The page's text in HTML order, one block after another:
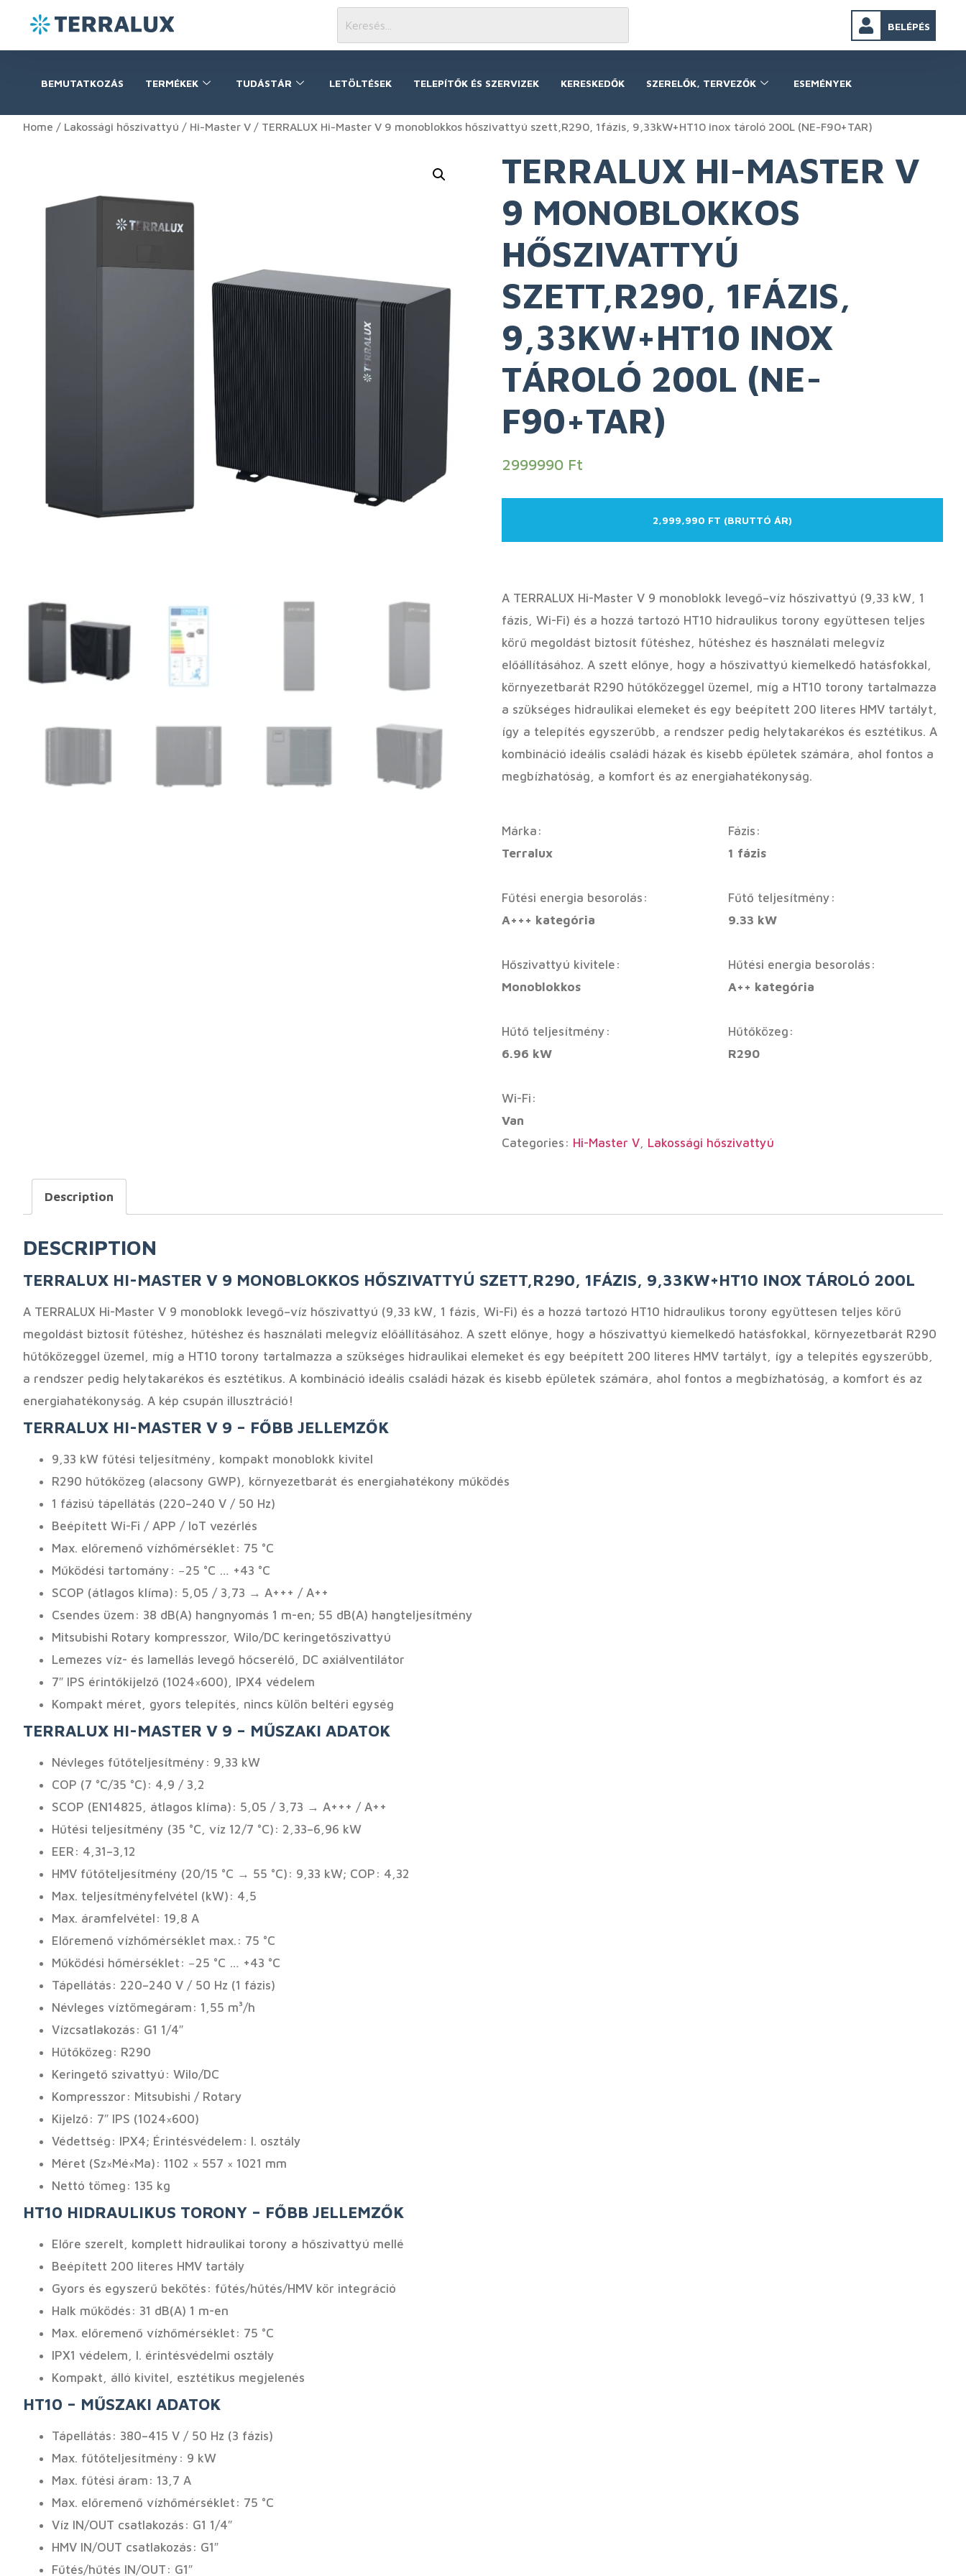
BELÉPÉS
BEMUTATKOZÁS TERMÉKEK TUDÁSTÁR LETÖLTÉSEK TELEPÍTŐK ÉS SZERVIZEK KERESKEDŐK SZERELŐK, TERVEZŐK ESEMÉNYEK
Home / Lakossági hőszivattyú / Hi-Master V / TERRALUX Hi-Master V 9 monoblokkos hőszivattyú szett,R290, 1fázis, 9,33kW+HT10 inox tároló 200L (NE-F90+TAR)
TERRALUX HI-MASTER V
9 MONOBLOKKOS
HŐSZIVATTYÚ
SZETT,R290, 1FÁZIS,
9,33KW+HT10 INOX
TÁROLÓ 200L (NE-
F90+TAR)
2999990 Ft
2,999,990 FT (BRUTTÓ ÁR)
A TERRALUX Hi-Master V 9 monoblokk levegő–víz hőszivattyú (9,33 kW, 1
fázis, Wi-Fi) és a hozzá tartozó HT10 hidraulikus torony együttesen teljes
körű megoldást biztosít fűtéshez, hűtéshez és használati melegvíz
előállításához. A szett előnye, hogy a hőszivattyú kiemelkedő hatásfokkal,
környezetbarát R290 hűtőközeggel üzemel, míg a HT10 torony tartalmazza
a szükséges hidraulikai elemeket és egy beépített 200 literes HMV tartályt,
így a telepítés egyszerűbb, a rendszer pedig helytakarékos és esztétikus. A
kombináció ideális családi házak és kisebb épületek számára, ahol fontos a
megbízhatóság, a komfort és az energiahatékonyság.
Márka:
Terralux
Fázis:
1 fázis
Fűtési energia besorolás:
A+++ kategória
Fűtő teljesítmény:
9.33 kW
Hőszivattyú kivitele:
Monoblokkos
Hűtési energia besorolás:
A++ kategória
Hűtő teljesítmény:
6.96 kW
Hűtőközeg:
R290
Wi-Fi:
Van
Categories: Hi-Master V, Lakossági hőszivattyú
Description
DESCRIPTION
TERRALUX HI-MASTER V 9 MONOBLOKKOS HŐSZIVATTYÚ SZETT,R290, 1FÁZIS, 9,33KW+HT10 INOX TÁROLÓ 200L
A TERRALUX Hi-Master V 9 monoblokk levegő–víz hőszivattyú (9,33 kW, 1 fázis, Wi-Fi) és a hozzá tartozó HT10 hidraulikus torony együttesen teljes körű
megoldást biztosít fűtéshez, hűtéshez és használati melegvíz előállításához. A szett előnye, hogy a hőszivattyú kiemelkedő hatásfokkal, környezetbarát R290
hűtőközeggel üzemel, míg a HT10 torony tartalmazza a szükséges hidraulikai elemeket és egy beépített 200 literes HMV tartályt, így a telepítés egyszerűbb,
a rendszer pedig helytakarékos és esztétikus. A kombináció ideális családi házak és kisebb épületek számára, ahol fontos a megbízhatóság, a komfort és az
energiahatékonyság. A kép csupán illusztráció!
TERRALUX HI-MASTER V 9 – FŐBB JELLEMZŐK
9,33 kW fűtési teljesítmény, kompakt monoblokk kivitel
R290 hűtőközeg (alacsony GWP), környezetbarát és energiahatékony működés
1 fázisú tápellátás (220–240 V / 50 Hz)
Beépített Wi-Fi / APP / IoT vezérlés
Max. előremenő vízhőmérséklet: 75 °C
Működési tartomány: −25 °C … +43 °C
SCOP (átlagos klíma): 5,05 / 3,73 → A+++ / A++
Csendes üzem: 38 dB(A) hangnyomás 1 m-en; 55 dB(A) hangteljesítmény
Mitsubishi Rotary kompresszor, Wilo/DC keringetőszivattyú
Lemezes víz- és lamellás levegő hőcserélő, DC axiálventilátor
7″ IPS érintőkijelző (1024×600), IPX4 védelem
Kompakt méret, gyors telepítés, nincs külön beltéri egység
TERRALUX HI-MASTER V 9 – MŰSZAKI ADATOK
Névleges fűtőteljesítmény: 9,33 kW
COP (7 °C/35 °C): 4,9 / 3,2
SCOP (EN14825, átlagos klíma): 5,05 / 3,73 → A+++ / A++
Hűtési teljesítmény (35 °C, víz 12/7 °C): 2,33–6,96 kW
EER: 4,31–3,12
HMV fűtőteljesítmény (20/15 °C → 55 °C): 9,33 kW; COP: 4,32
Max. teljesítményfelvétel (kW): 4,5
Max. áramfelvétel: 19,8 A
Előremenő vízhőmérséklet max.: 75 °C
Működési hőmérséklet: −25 °C … +43 °C
Tápellátás: 220–240 V / 50 Hz (1 fázis)
Névleges víztömegáram: 1,55 m³/h
Vízcsatlakozás: G1 1/4″
Hűtőközeg: R290
Keringető szivattyú: Wilo/DC
Kompresszor: Mitsubishi / Rotary
Kijelző: 7″ IPS (1024×600)
Védettség: IPX4; Érintésvédelem: I. osztály
Méret (Sz×Mé×Ma): 1102 × 557 × 1021 mm
Nettó tömeg: 135 kg
HT10 HIDRAULIKUS TORONY – FŐBB JELLEMZŐK
Előre szerelt, komplett hidraulikai torony a hőszivattyú mellé
Beépített 200 literes HMV tartály
Gyors és egyszerű bekötés: fűtés/hűtés/HMV kör integráció
Halk működés: 31 dB(A) 1 m-en
Max. előremenő vízhőmérséklet: 75 °C
IPX1 védelem, I. érintésvédelmi osztály
Kompakt, álló kivitel, esztétikus megjelenés
HT10 – MŰSZAKI ADATOK
Tápellátás: 380–415 V / 50 Hz (3 fázis)
Max. fűtőteljesítmény: 9 kW
Max. fűtési áram: 13,7 A
Max. előremenő vízhőmérséklet: 75 °C
Víz IN/OUT csatlakozás: G1 1/4″
HMV IN/OUT csatlakozás: G1″
Fűtés/hűtés IN/OUT: G1″